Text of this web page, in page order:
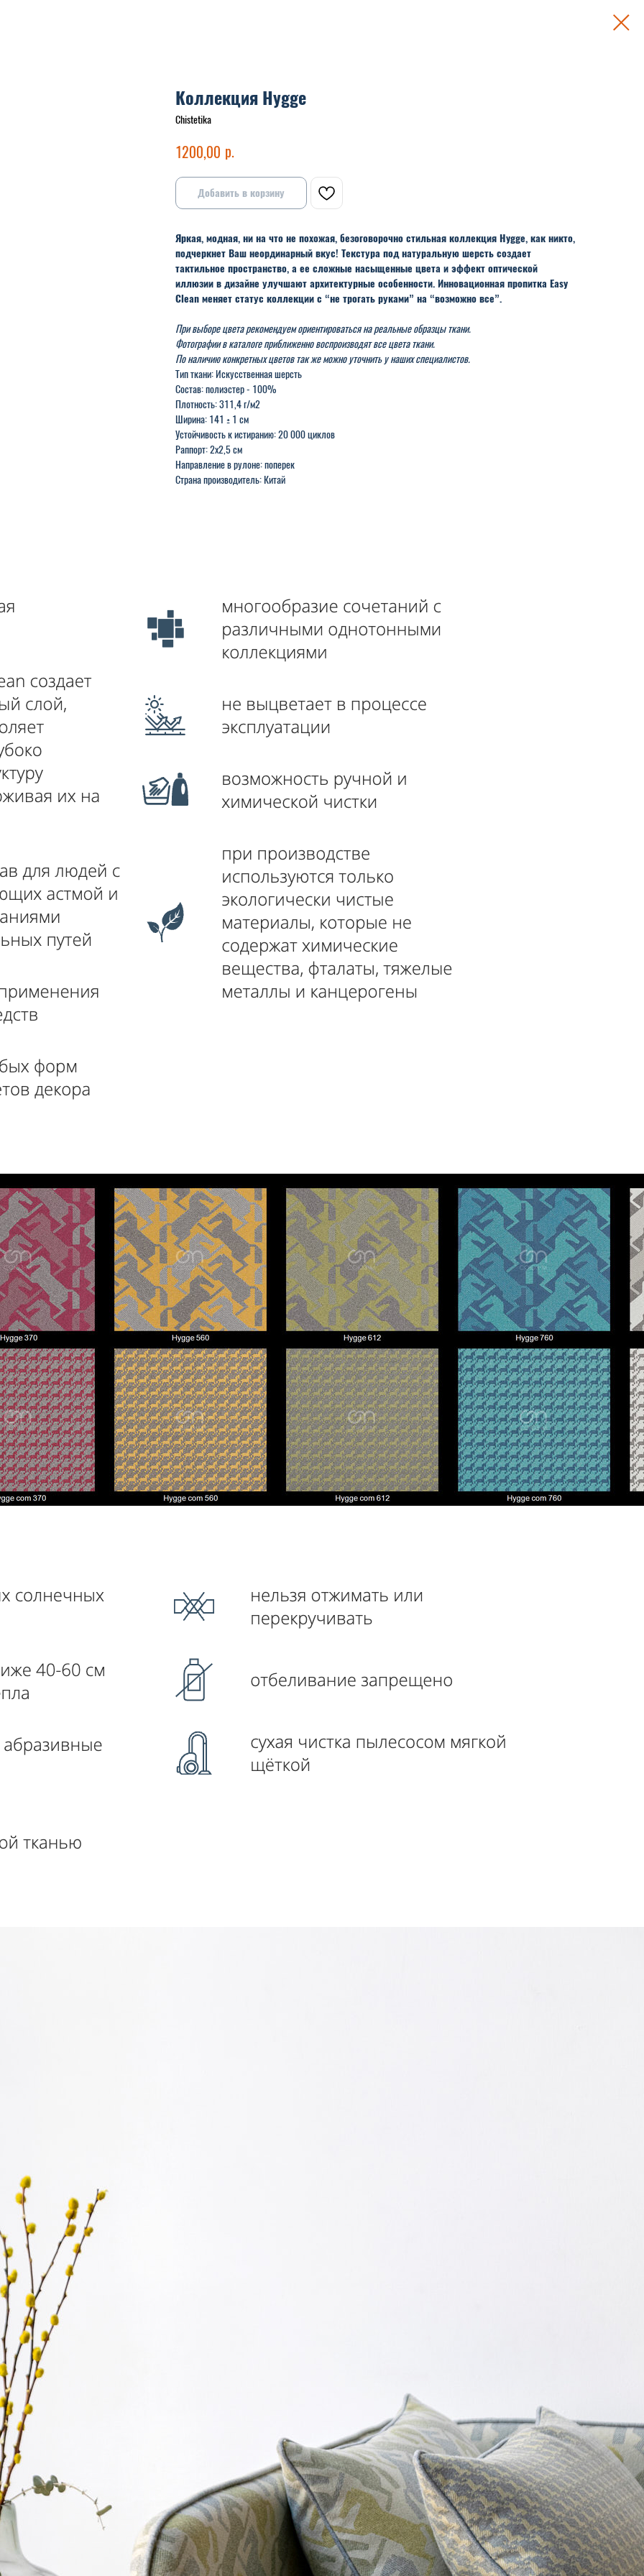
Коллекция Hygge
Chistetika
1200,00 р.
Добавить в корзину
Яркая, модная, ни на что не похожая, безоговорочно стильная коллекция Hygge, как никто,
подчеркнет Ваш неординарный вкус! Текстура под натуральную шерсть создает
тактильное пространство, а ее сложные насыщенные цвета и эффект оптической
иллюзии в дизайне улучшают архитектурные особенности. Инновационная пропитка Easy
Clean меняет статус коллекции с “не трогать руками” на “возможно все”.
При выборе цвета рекомендуем ориентироваться на реальные образцы ткани.
Фотографии в каталоге приближенно воспроизводят все цвета ткани.
По наличию конкретных цветов так же можно уточнить у наших специалистов.
Тип ткани: Искусственная шерсть
Состав: полиэстер - 100%
Плотность: 311,4 г/м2
Ширина: 141 ± 1 см
Устойчивость к истиранию: 20 000 циклов
Раппорт: 2x2,5 см
Направление в рулоне: поперек
Страна производитель: Китай